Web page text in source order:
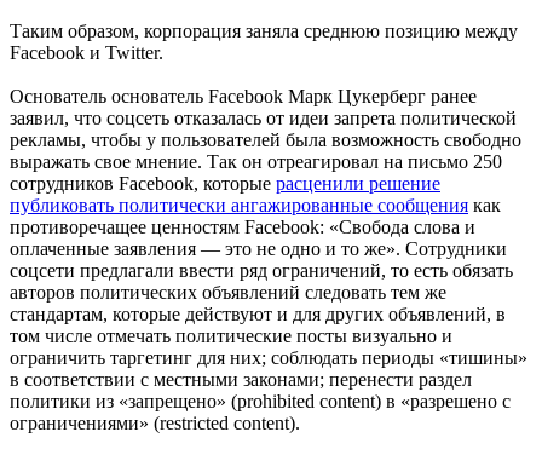
Таким образом, корпорация заняла среднюю позицию между
Facebook и Twitter.
Основатель основатель Facebook Марк Цукерберг ранее
заявил, что соцсеть отказалась от идеи запрета политической
рекламы, чтобы у пользователей была возможность свободно
выражать свое мнение. Так он отреагировал на письмо 250
сотрудников Facebook, которые расценили решение
публиковать политически ангажированные сообщения как
противоречащее ценностям Facebook: «Свобода слова и
оплаченные заявления — это не одно и то же». Сотрудники
соцсети предлагали ввести ряд ограничений, то есть обязать
авторов политических объявлений следовать тем же
стандартам, которые действуют и для других объявлений, в
том числе отмечать политические посты визуально и
ограничить таргетинг для них; соблюдать периоды «тишины»
в соответствии с местными законами; перенести раздел
политики из «запрещено» (prohibited content) в «разрешено с
ограничениями» (restricted content).